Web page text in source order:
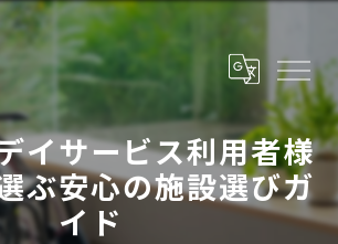
イサービス利用者様
ぶ安心の施設選びガ
イド